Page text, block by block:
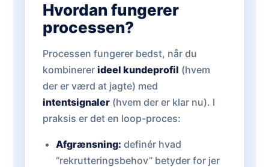
Hvordan fungerer
processen?
Processen fungerer bedst, når du
kombinerer ideel kundeprofil (hvem
der er værd at jagte) med
intentsignaler (hvem der er klar nu). I
praksis er det en loop-proces:
Afgrænsning: definér hvad
“rekrutteringsbehov” betyder for jer